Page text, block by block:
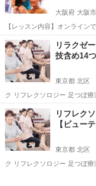
大阪府 大阪市
【レッスン内容】オンライ
OKです！ヨガマット等を床に
スンは学科と実技を行い、体
そのまま行います。お客様へ
大阪 大阪市 整体
リラクゼ
技含め14
東京都 北区
ク リフレクソロジー 足つぼ療
ング スト…
東京 北区 マッサージ
リフレク
【ビュー
東京都 北区
ク リフレクソロジー 足つぼ療